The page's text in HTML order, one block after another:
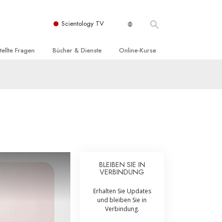
Scientology TV
Fragen Bücher & Dienste
Dienste
Online-Kurse
Beistände bei Krankheiten und
BLEIBEN SIE IN
VERBINDUNG
Erhalten Sie Updates
und bleiben Sie in
Verbindung.